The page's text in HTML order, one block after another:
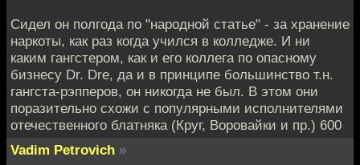
Сидел он полгода по "народной статье" - за хранение
наркоты, как раз когда учился в колледже. И ни
каким гангстером, как и его коллега по опасному
бизнесу Dr. Dre, да и в принципе большинство т.н.
гангста-рэпперов, он никогда не был. В этом они
поразительно схожи с популярными исполнителями
отечественного блатняка (Круг, Воровайки и пр.) 600
Vadim Petrovich »